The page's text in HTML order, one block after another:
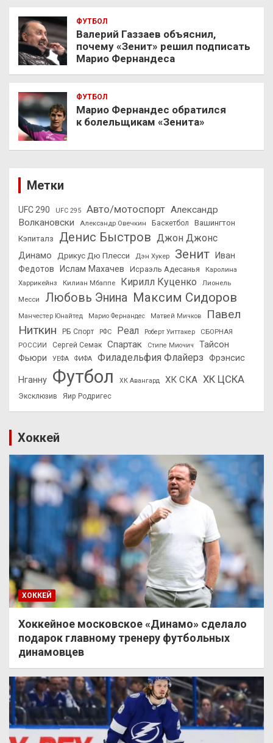
ФУТБОЛ
Валерий Газзаев объяснил,
почему «Зенит» решил подписать
Марио Фернандеса
ФУТБОЛ
Марио Фернандес обратился
к болельщикам «Зенита»
Метки
UFC 290 UFC 295 Авто/мотоспорт Александр
Волкановски
Александр Овечкин Баскетбол
Вашингтон
Кэпиталз
Денис Быстров Джон Джонс
Динамо Дрикус Дю Плесси Дэн Хукер Зенит
Иван
Федотов
Ислам Махачев Исраэль Адесанья
Каролина
Харрикейнз
Килиан Мбаппе Кирилл Куценко
Лионель
Месси
Любовь Энина Максим Сидоров
Манчестер Юнайтед Марио Фернандес Матвей Мичков
Павел
Ниткин
РБ Спорт РФС Реал Роберт Уиттакер
СБОРНАЯ
РОССИИ
Сергей Семак Спартак Стипе Миочич
Тайсон
Фьюри
УЕФА ФИФА Филадельфия Флайерз Фрэнсис
Нганну Футбол ХК Авангард ХК СКА ХК ЦСКА
Эксклюзив Яир Родригес
Хоккей
ХОККЕЙ
Хоккейное московское «Динамо» сделало
подарок главному тренеру футбольных
динамовцев